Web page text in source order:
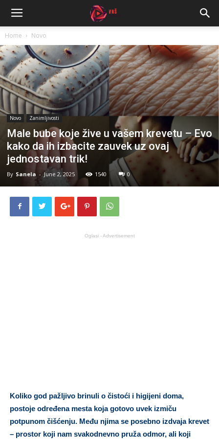
Home Novo
Novo Zanimljivosti
Male bube koje žive u vašem krevetu – Evo
kako da ih izbacite zauvek uz ovaj
jednostavan trik!
By Sanela - June 2, 2025 1540 0
Oglasi - Advertisement
Koliko god pažljivo brinuli o čistoći i higijeni doma,
postoje određena mesta koja gotovo uvek izmiču
potpunom čišćenju. Među njima se posebno izdvaja krevet
– prostor koji nam svakodnevno pruža odmor, ali koji